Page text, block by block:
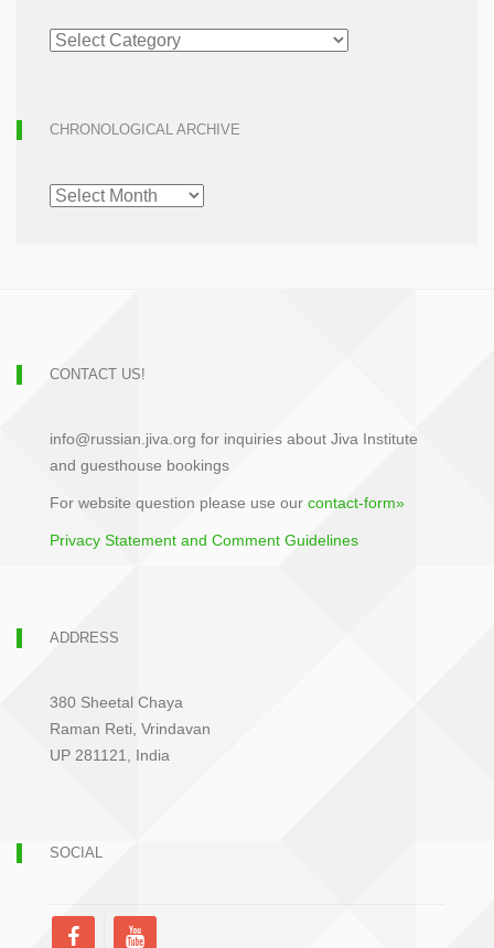
ARTICLE
ARCHIVE
CHRONOLOGICAL ARCHIVE
CHRONOLOGICAL
ARCHIVE
CONTACT US!
info@russian.jiva.org for inquiries about Jiva Institute
and guesthouse bookings
For website question please use our contact-form»
Privacy Statement and Comment Guidelines
ADDRESS
380 Sheetal Chaya
Raman Reti, Vrindavan
UP 281121, India
SOCIAL